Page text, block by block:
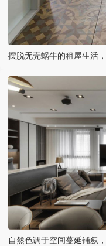
摆脱无壳蜗牛的租屋生活
自然色调于空间蔓延铺叙